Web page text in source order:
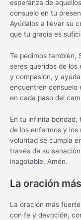
esperanza de
consuelo en tu
Ayúdalos a llevar su
que tu gracia es
Te pedimos también,
seres queridos de
y compasión, y
encuentren consuelo
en cada paso del
En tu infinita bondad,
de los enfermos y los
voluntad se cumpla
través de su
inagotable. Amén.
La oración
La oración más
con fe y devoción,